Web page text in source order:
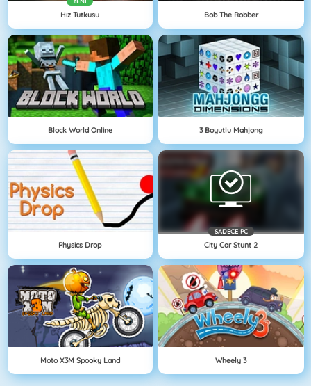
Hız Tutkusu Bob The Robber
Block World Online 3 Boyutlu Mahjong
Physics Drop
SADECE PC
City Car Stunt 2
Moto X3M Spooky Land Wheely 3